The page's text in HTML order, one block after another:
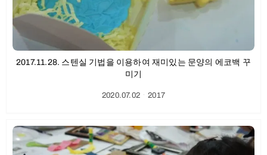
2017.11.28. 스텐실 기법을 이용하여 재미있는 문양의 에코백 꾸
미기
2020.07.02ㆍ2017